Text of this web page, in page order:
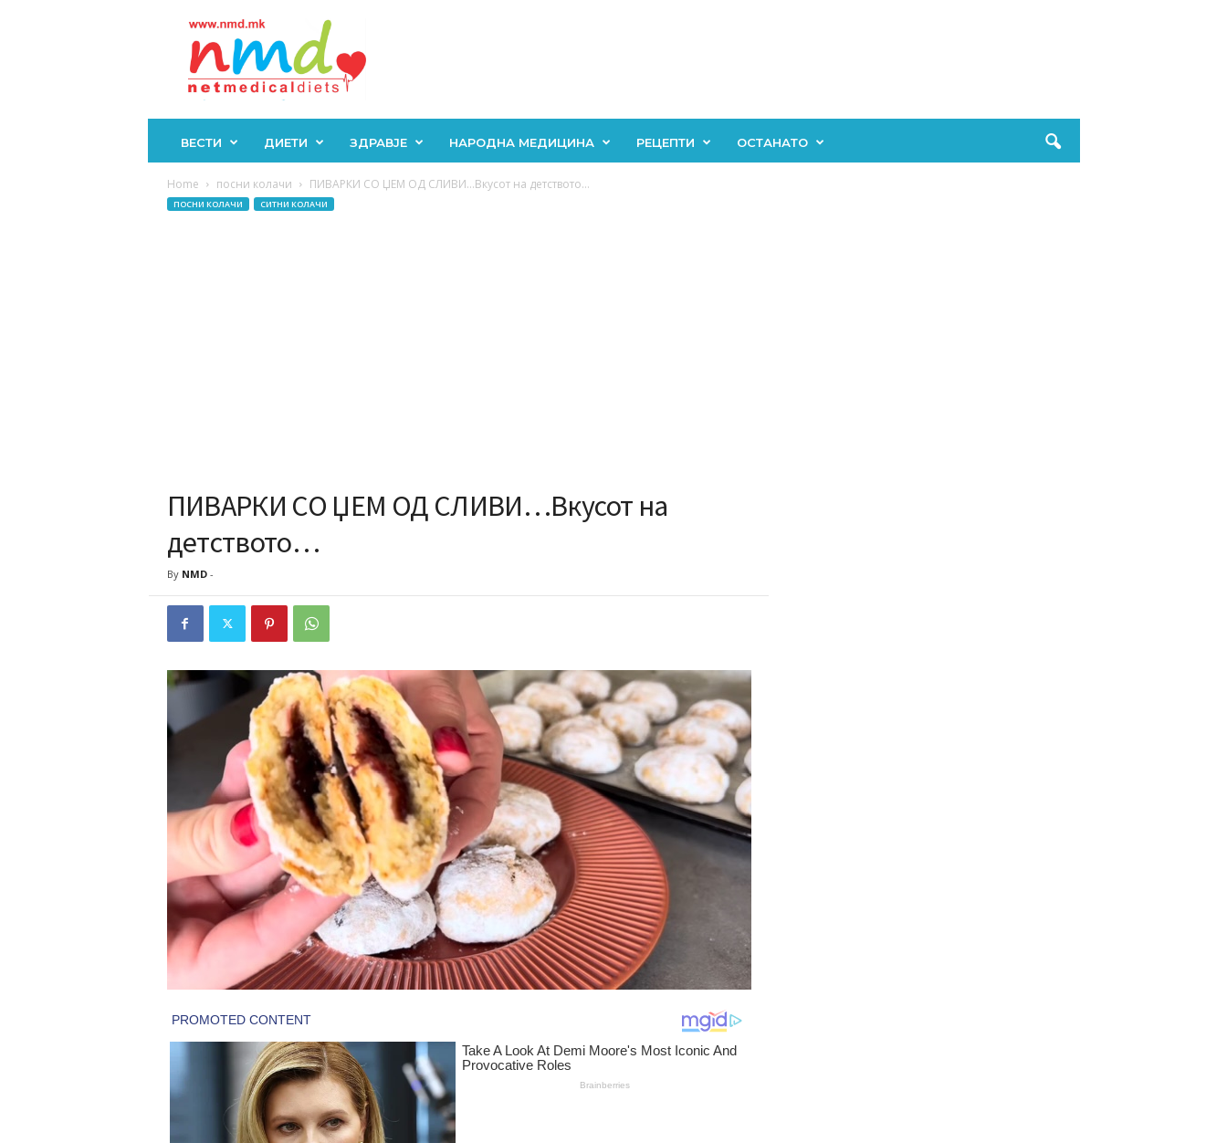
ВЕСТИ ДИЕТИ ЗДРАВЈЕ НАРОДНА МЕДИЦИНА РЕЦЕПТИ ОСТАНАТО
Home посни колачи ПИВАРКИ СО ЏЕМ ОД СЛИВИ…Вкусот на детството…
ПОСНИ КОЛАЧИ СИТНИ КОЛАЧИ
ПИВАРКИ СО ЏЕМ ОД СЛИВИ…Вкусот на
детството…
By NMD-